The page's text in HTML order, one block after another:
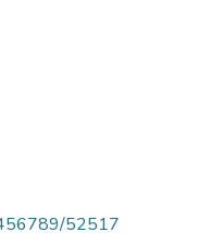
52517